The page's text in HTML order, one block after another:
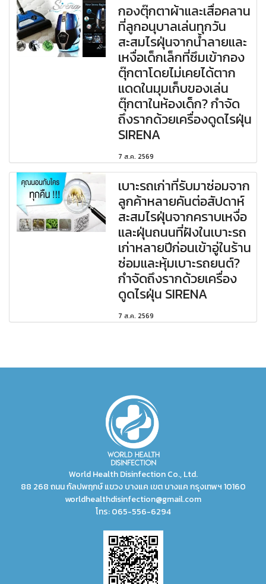
กองตุ๊กตาผ้าและเสื่อคลาน
ที่ลูกอนุบาลเล่นทุกวัน
สะสมไรฝุ่นจากน้ำลายและ
เหงื่อเด็กเล็กที่ซึมเข้ากอง
ตุ๊กตาโดยไม่เคยได้ตาก
แดดในมุมเก็บของเล่น
ตุ๊กตาในห้องเด็ก? กำจัด
ถึงรากด้วยเครื่องดูดไรฝุ่น
SIRENA
7 ส.ค. 2569
เบาะรถเก่าที่รับมาซ่อมจาก
ลูกค้าหลายคันต่อสัปดาห์
สะสมไรฝุ่นจากคราบเหงื่อ
และฝุ่นถนนที่ฝังในเบาะรถ
เก่าหลายปีก่อนเข้าอู่ในร้าน
ซ่อมและหุ้มเบาะรถยนต์?
กำจัดถึงรากด้วยเครื่อง
ดูดไรฝุ่น SIRENA
7 ส.ค. 2569
World Health Disinfection Co., Ltd.
88 268 ถนน กัลปพฤกษ์ แขวง บางแค เขต บางแค กรุงเทพฯ 10160
worldhealthdisinfection@gmail.com
โทร:065-556-6294